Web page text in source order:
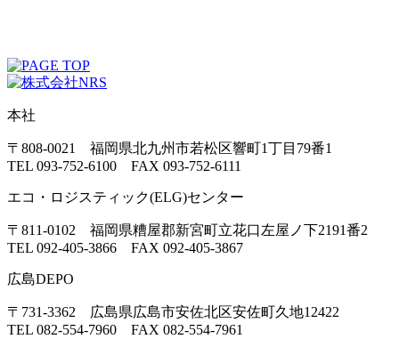
本社
〒808-0021 福岡県北九州市若松区響町1丁目79番1
TEL 093-752-6100 FAX 093-752-6111
エコ・ロジスティック(ELG)センター
〒811-0102 福岡県糟屋郡新宮町立花口左屋ノ下2191番2
TEL 092-405-3866 FAX 092-405-3867
広島DEPO
〒731-3362 広島県広島市安佐北区安佐町久地12422
TEL 082-554-7960 FAX 082-554-7961